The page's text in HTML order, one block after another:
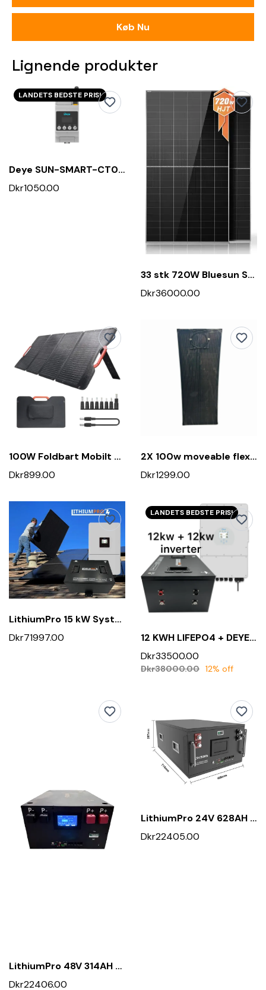
Køb Nu
Lignende produkter
LANDETS BEDSTE PRIS!
Deye SUN-SMART-CT01 – 3-Faset Smart Meter
Dkr1050.00
33 stk 720W Bluesun Solcellepanel
Dkr36000.00
100W Foldbart Mobilt Solpanel
Dkr899.00
2X 100w moveable flex solcellepanel
Dkr1299.00
LithiumPro 15 kW System - Alt-i-Én Solcelleløsning
Dkr71997.00
LANDETS BEDSTE PRIS!
12 KWH LIFEPO4 + DEYE 12 KW INVERTER SAMLEPAKKE
Dkr33500.00
Dkr38000.00 12% off
LithiumPro 48V 314AH Rackbatteri M. Can & RS
Dkr22406.00
LithiumPro 24V 628AH Rackbatteri M. Can & RS
Dkr22405.00